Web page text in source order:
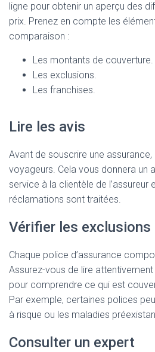
ligne pour obtenir un aperçu des
prix. Prenez en compte les
comparaison :
Les montants de couverture.
Les exclusions.
Les franchises.
Lire les avis
Avant de souscrire une
voyageurs. Cela vous donnera un
service à la clientèle de l’assureur
réclamations sont traitées.
Vérifier les exclusions
Chaque police d’assurance
Assurez-vous de lire
pour comprendre ce qui est
Par exemple, certaines polices
à risque ou les maladies
Consulter un expert